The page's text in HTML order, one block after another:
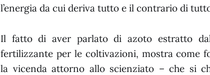
l’energia da cui deriva tutto e il contrario di
Il fatto di aver parlato di azoto estratto
fertilizzante per le coltivazioni, mostra come
la vicenda attorno allo scienziato – che si